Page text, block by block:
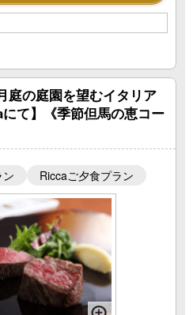
庭の庭園を望むイタリア
て】《季節但馬の恵コー
Riccaご夕食プラン